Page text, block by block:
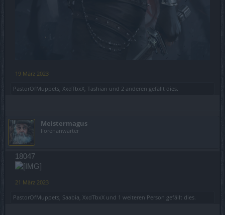
19 März 2023
PastorOfMuppets XxdTbxX Tashian und 2 anderen gefällt dies.
Meistermagus
Forenanwärter
18047
21 März 2023
PastorOfMuppets Saabia XxdTbxX und 1 weiteren Person gefällt dies.